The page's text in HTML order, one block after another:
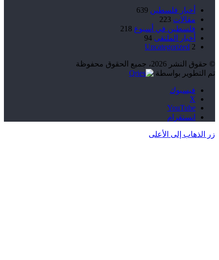
أخبار فلسطين 639
مقالات 223
فلسطين في أسبوع 218
أخبار الملتقى 94
Uncategorized 2
© حقوق النشر 2026، جميع الحقوق محفوظة
تم التطوير بواسطة
فيسبوك
‫X
‫YouTube
انستقرام
زر الذهاب إلى الأعلى